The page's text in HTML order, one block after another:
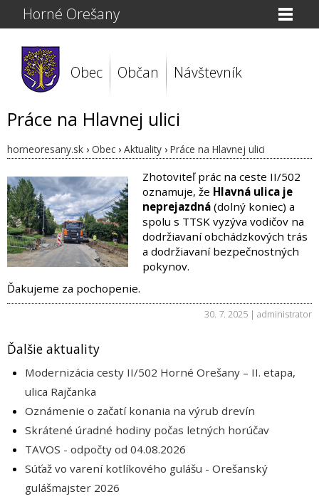
Horné Orešany
Obec Občan Návštevník
Práce na Hlavnej ulici
horneoresany.sk › Obec › Aktuality › Práce na Hlavnej ulici
Zhotoviteľ prác na ceste II/502
oznamuje, že Hlavná ulica je
neprejazdná (dolný koniec) a
spolu s TTSK vyzýva vodičov na
dodržiavaní obchádzkových trás
a dodržiavaní bezpečnostných
pokynov.
Ďakujeme za pochopenie.
30. 7. 2025 | administrator
Ďalšie aktuality
Modernizácia cesty II/502 Horné Orešany – II. etapa,
ulica Rajčanka
Oznámenie o začatí konania na výrub drevín
Skrátené úradné hodiny počas letných horúčav
TAVOS - odpočty od 04.08.2026
Súťaž vo varení kotlíkového gulášu - Orešanský
gulášmajster 2026